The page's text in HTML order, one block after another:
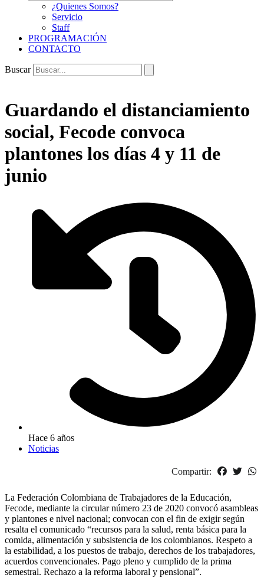
¿Quienes Somos?
Servicio
Staff
PROGRAMACIÓN
CONTACTO
Buscar
Guardando el distanciamiento
social, Fecode convoca
plantones los días 4 y 11 de
junio
Hace 6 años
Noticias
Compartir:
La Federación Colombiana de Trabajadores de la Educación,
Fecode, mediante la circular número 23 de 2020 convocó asambleas
y plantones e nivel nacional; convocan con el fin de exigir según
resalta el comunicado “recursos para la salud, renta básica para la
comida, alimentación y subsistencia de los colombianos. Respeto a
la estabilidad, a los puestos de trabajo, derechos de los trabajadores,
acuerdos convencionales. Pago pleno y cumplido de la prima
semestral. Rechazo a la reforma laboral y pensional”.